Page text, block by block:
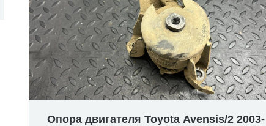
Опора двигателя Toyota Avensis/2 2003-